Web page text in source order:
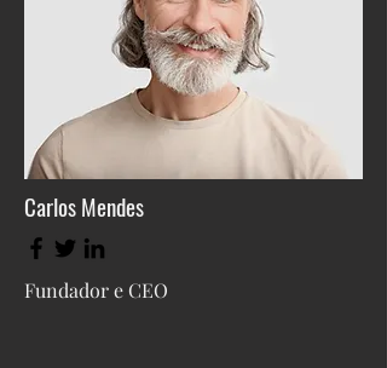
Carlos Mendes
Fundador e CEO